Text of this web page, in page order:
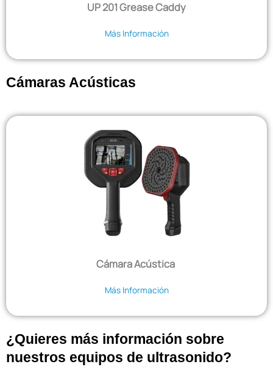
UP 201 Grease Caddy
Más Información
Cámaras Acústicas
Cámara Acústica
Más Información
¿Quieres más información sobre
nuestros equipos de ultrasonido?